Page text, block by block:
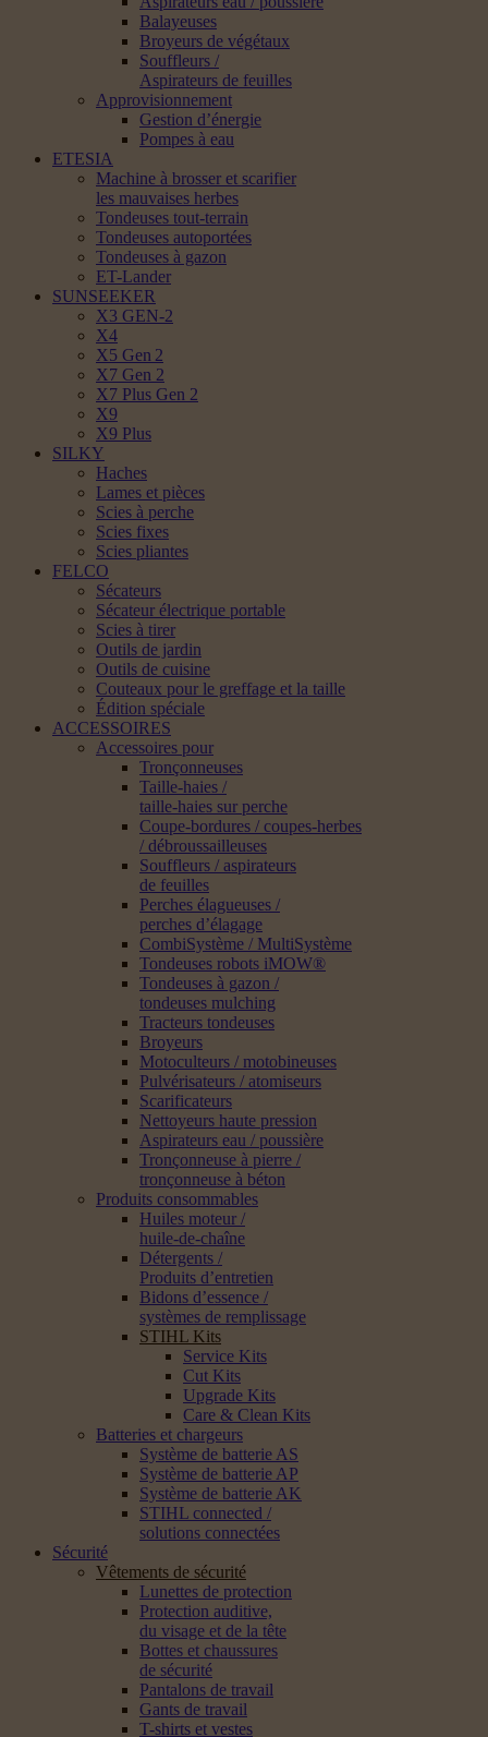
Balayeuses
Broyeurs de végétaux
Souffleurs /
Aspirateurs de feuilles
Approvisionnement
Gestion d’énergie
Pompes à eau
ETESIA
Machine à brosser et scarifier
les mauvaises herbes
Tondeuses tout-terrain
Tondeuses autoportées
Tondeuses à gazon
ET-Lander
SUNSEEKER
X3 GEN-2
X4
X5 Gen 2
X7 Gen 2
X7 Plus Gen 2
X9
X9 Plus
SILKY
Haches
Lames et pièces
Scies à perche
Scies fixes
Scies pliantes
FELCO
Sécateurs
Sécateur électrique portable
Scies à tirer
Outils de jardin
Outils de cuisine
Couteaux pour le greffage et la taille
Édition spéciale
ACCESSOIRES
Accessoires pour
Tronçonneuses
Taille-haies /
taille-haies sur perche
Coupe-bordures / coupes-herbes
/ débroussailleuses
Souffleurs / aspirateurs
de feuilles
Perches élagueuses /
perches d’élagage
CombiSystème / MultiSystème
Tondeuses robots iMOW®
Tondeuses à gazon /
tondeuses mulching
Tracteurs tondeuses
Broyeurs
Motoculteurs / motobineuses
Pulvérisateurs / atomiseurs
Scarificateurs
Nettoyeurs haute pression
Aspirateurs eau / poussière
Tronçonneuse à pierre /
tronçonneuse à béton
Produits consommables
Huiles moteur /
huile-de-chaîne
Détergents /
Produits d’entretien
Bidons d’essence /
systèmes de remplissage
STIHL Kits
Service Kits
Cut Kits
Upgrade Kits
Care & Clean Kits
Batteries et chargeurs
Système de batterie AS
Système de batterie AP
Système de batterie AK
STIHL connected /
solutions connectées
Sécurité
Vêtements de sécurité
Lunettes de protection
Protection auditive,
du visage et de la tête
Bottes et chaussures
de sécurité
Pantalons de travail
Gants de travail
T-shirts et vestes